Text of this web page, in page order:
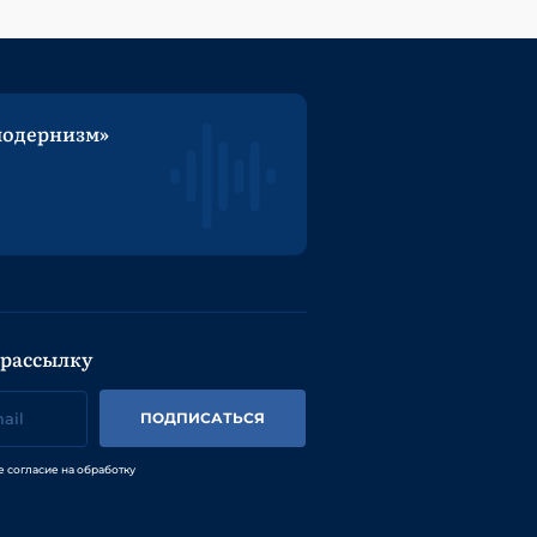
ПОДПИСАТЬСЯ
на обработку